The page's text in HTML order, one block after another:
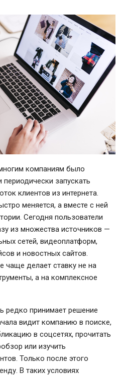
компаниям было
запускать
клиентов из интернета.
меняется, а вместе с ней
Сегодня пользователи
из множества источников —
сетей, видеоплатформ,
и новостных сайтов.
чаще делает ставку не на
а на комплексное
редко принимает решение
видит компанию в поиске,
в соцсетях, прочитать
или изучить
Только после этого
В таких условиях